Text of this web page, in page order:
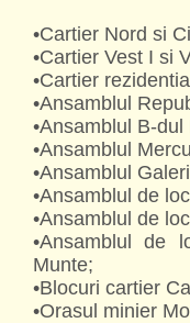
•Cartier Nord si
•Cartier Vest I si
•Cartier
•Ansamblul
•Ansamblul B-dul
•Ansamblul
•Ansamblul
•Ansamblul de
•Ansamblul de
•Ansamblul de
Munte;
•Blocuri cartier
•Orasul minier